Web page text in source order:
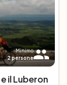
Minimo
2persone
il Luberon